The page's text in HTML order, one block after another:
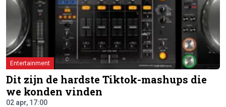
Entertainment
Dit zijn de hardste Tiktok-mashups die
we konden vinden
02 apr, 17:00